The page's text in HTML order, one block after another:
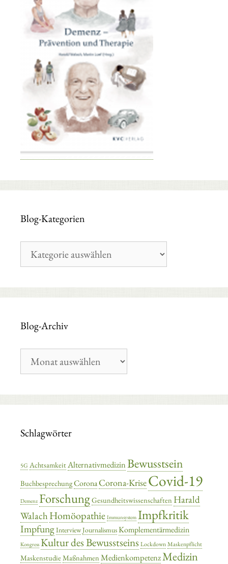
Blog-Kategorien
Kategorien
Blog-Archiv
Archiv
Schlagwörter
5G AchtsamkeitAlternativmedizinBewusstsein
BuchbesprechungCoronaCorona-KriseCovid-19
Demenz ForschungGesundheitswissenschaften Harald
Walach Homöopathie Immunsystem Impfkritik
ImpfungInterviewJournalismusKomplementärmedizin
Kongress Kultur des Bewusstseins LockdownMaskenpflicht
MaskenstudieMaßnahmen MedienkompetenzMedizin